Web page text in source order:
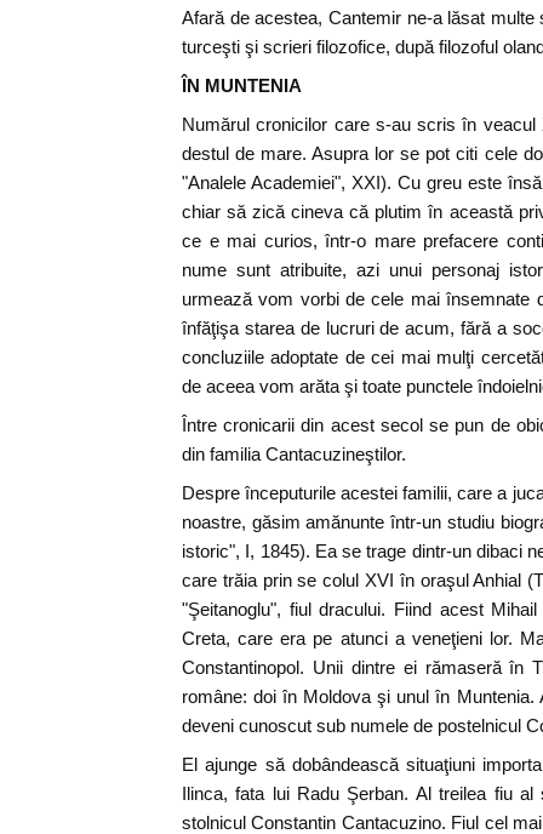
Afară de acestea, Cantemir ne-a lăsat
turceşti şi scrieri filozofice, după filozoful
ÎN MUNTENIA
Numărul cronicilor care s-au scris în
destul de mare. Asupra lor se pot citi cele
"Analele Academiei", XXI). Cu greu este
chiar să zică cineva că plutim în această
ce e mai curios, într-o mare prefacere
nume sunt atribuite, azi unui personaj
urmează vom vorbi de cele mai însemnate
înfăţişa starea de lucruri de acum, fără a
concluziile adoptate de cei mai mulţi
de aceea vom arăta şi toate punctele
Între cronicarii din acest secol se pun de
din familia Cantacuzineştilor.
Despre începuturile acestei familii, care a
noastre, găsim amănunte într-un studiu
istoric", I, 1845). Ea se trage dintr-un dibaci
care trăia prin se colul XVI în oraşul Anhial
"Şeitanoglu", fiul dracului. Fiind acest
Creta, care era pe atunci a veneţieni lor.
Constantinopol. Unii dintre ei rămaseră în
române: doi în Moldova şi unul în
deveni cunoscut sub numele de postelnicul
El ajunge să dobândească situaţiuni
Ilinca, fata lui Radu Şerban. Al treilea fiu
stolnicul Constantin Cantacuzino. Fiul cel